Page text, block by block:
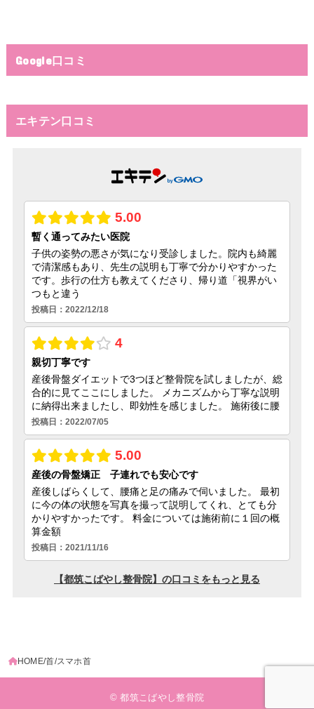
Google口コミ
エキテン口コミ
HOME 首 スマホ首
© 都筑こばやし整骨院